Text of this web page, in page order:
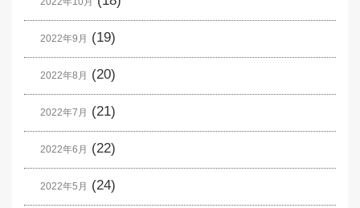
2022年9月 (19)
2022年8月 (20)
2022年7月 (21)
2022年6月 (22)
2022年5月 (24)